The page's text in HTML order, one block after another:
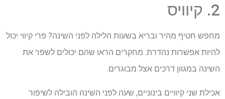
2. קיוויס
מחפש חטיף מהיר ובריא בשעות הלילה לפני השינה? פרי קיווי יכול
להיות אפשרות נהדרת. מחקרים הראו שהם יכולים לשפר את
השינה במגוון דרכים אצל מבוגרים.
אכילת שני קיוויים בינוניים, שעה לפני השינה הובילה לשיפור